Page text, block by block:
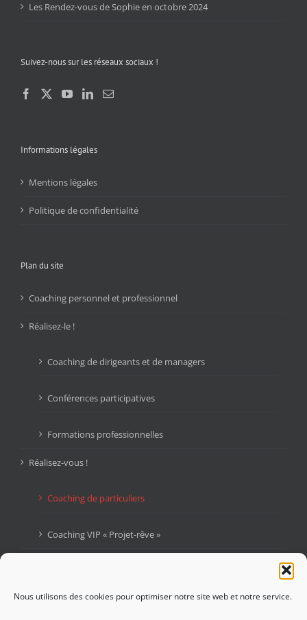
Nous utilisons des cookies pour optimiser notre site web et notre service.
Les Rendez-vous de Sophie en octobre 2024
Suivez-nous sur les réseaux sociaux !
Informations légales
Mentions légales
Politique de confidentialité
Plan du site
Coaching personnel et professionnel
Réalisez-le !
Coaching de dirigeants et de managers
Conférences participatives
Formations professionnelles
Réalisez-vous !
Coaching de particuliers
Coaching VIP « Projet-rêve »
Blogue : Graines d’Audace